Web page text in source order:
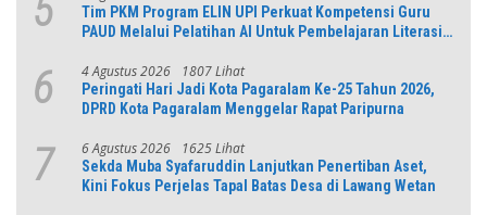
5
Tim PKM Program ELIN UPI Perkuat Kompetensi Guru
PAUD Melalui Pelatihan AI Untuk Pembelajaran Literasi
6 4 Agustus 2026 1807 Lihat
Peringati Hari Jadi Kota Pagaralam Ke-25 Tahun 2026,
DPRD Kota Pagaralam Menggelar Rapat Paripurna
7 6 Agustus 2026 1625 Lihat
Sekda Muba Syafaruddin Lanjutkan Penertiban Aset,
Kini Fokus Perjelas Tapal Batas Desa di Lawang Wetan